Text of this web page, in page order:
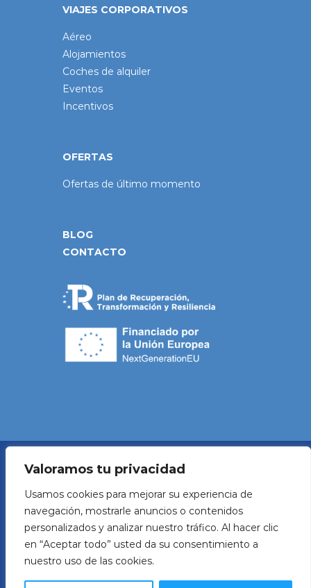
Valoramos tu privacidad
Usamos cookies para mejorar su experiencia de
navegación, mostrarle anuncios o contenidos
personalizados y analizar nuestro tráfico. Al hacer clic
en “Aceptar todo” usted da su consentimiento a
nuestro uso de las cookies.
VIAJES CORPORATIVOS
Aéreo
Alojamientos
Coches de alquiler
Eventos
Incentivos
OFERTAS
Ofertas de último momento
BLOG
CONTACTO
Política de Cookies